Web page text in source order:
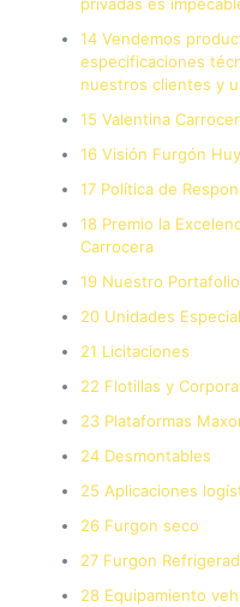
14 Vendemos
especificaciones
nuestros clientes y
15 Valentina
16 Visión Furgón
17 Política de
18 Premio la
Carrocera
19 Nuestro Portafolio
20 Unidades
21 Licitaciones
22 Flotillas y
23 Plataformas
24 Desmontables
25 Aplicaciones
26 Furgon seco
27 Furgon
28 Equipamiento